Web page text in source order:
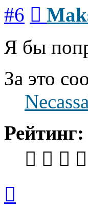
#6
Я бы
За это
Рейтинг:
началу